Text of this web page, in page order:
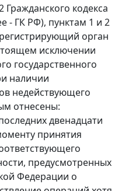
Гражданского кодекса
- ГК РФ), пунктам 1 и 2
орган
исключении
государственного
наличии
недействующего
отнесены:
двенадцати
принятия
предусмотренных
Федерации о